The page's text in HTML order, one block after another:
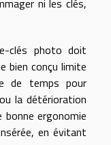
ni les clés,
clés photo doit
bien conçu limite
de temps pour
la détérioration
bonne ergonomie
en évitant